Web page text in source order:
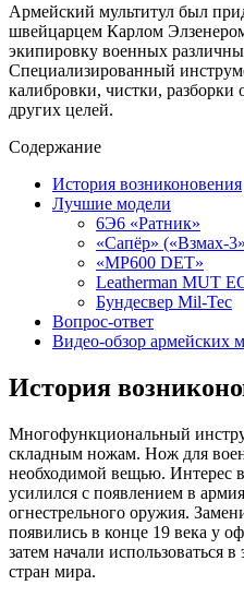
Армейский мультитул был
швейцарцем Карлом
экипировку военных
Специализированный
калибровки, чистки, разборки
других целей.
Содержание
История возниконовения
Лучшие модели
6Э6 «Ратник»
«Сапёр» («Взмах-
«MP600 DET»
Leatherman MUT
Бундесвер Mil-Tec
Вопрос-ответ
Видео-обзор армейских
История
Многофункциональный
складным ножам. Нож для
необходимой вещью. Интерес
усилился с появлением в
огнестрельного оружия.
появились в конце 19 века у
затем начали использоваться
стран мира.